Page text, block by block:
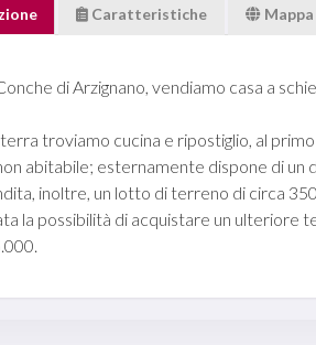
Caratteristiche Mappa
di Arzignano, vendiamo casa a
troviamo cucina e ripostiglio, al
abitabile; esternamente dispone di
inoltre, un lotto di terreno di circa
la possibilità di acquistare un ulteriore